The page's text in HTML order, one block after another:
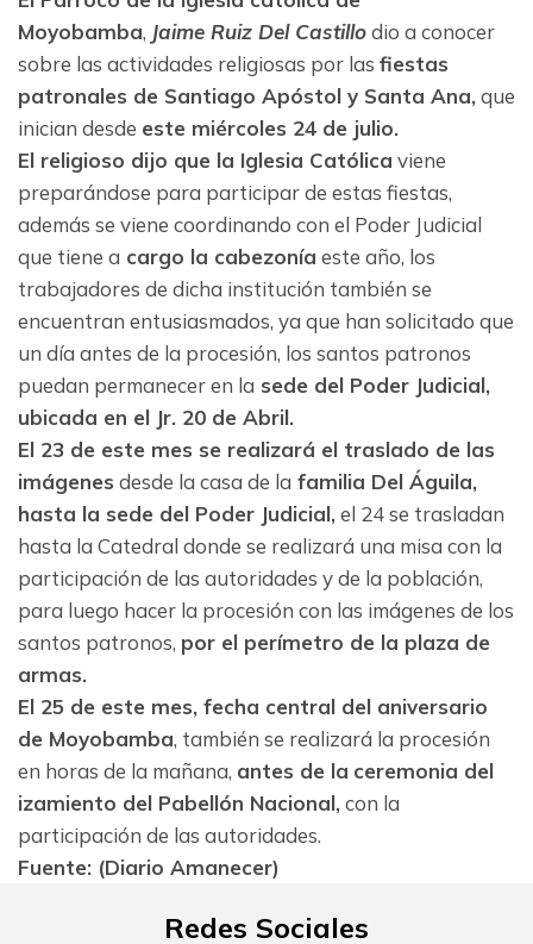
Moyobamba, Jaime Ruiz Del Castillodio a conocer
sobre las actividades religiosas por las fiestas
patronales de Santiago Apóstol y Santa Ana,que
inician desde este miércoles 24 de julio.
El religioso dijo que la Iglesia Católica viene
preparándose para participar de estas fiestas,
además se viene coordinando con el Poder Judicial
que tiene a cargo la cabezonía este año, los
trabajadores de dicha institución también se
encuentran entusiasmados, ya que han solicitado que
un día antes de la procesión, los santos patronos
puedan permanecer en la sede del Poder Judicial,
ubicada en el Jr. 20 de Abril.
El 23 de este mes se realizará el traslado de las
imágenes desde la casa de la familia Del Águila,
hasta la sede del Poder Judicial,el 24 se trasladan
hasta la Catedral donde se realizará una misa con la
participación de las autoridades y de la población,
para luego hacer la procesión con las imágenes de los
santos patronos, por el perímetro de la plaza de
armas.
El 25 de este mes, fecha central del aniversario
de Moyobamba, también se realizará la procesión
en horas de la mañana, antes de la ceremonia del
izamiento del Pabellón Nacional,con la
participación de las autoridades.
Fuente: (Diario Amanecer)
Redes Sociales